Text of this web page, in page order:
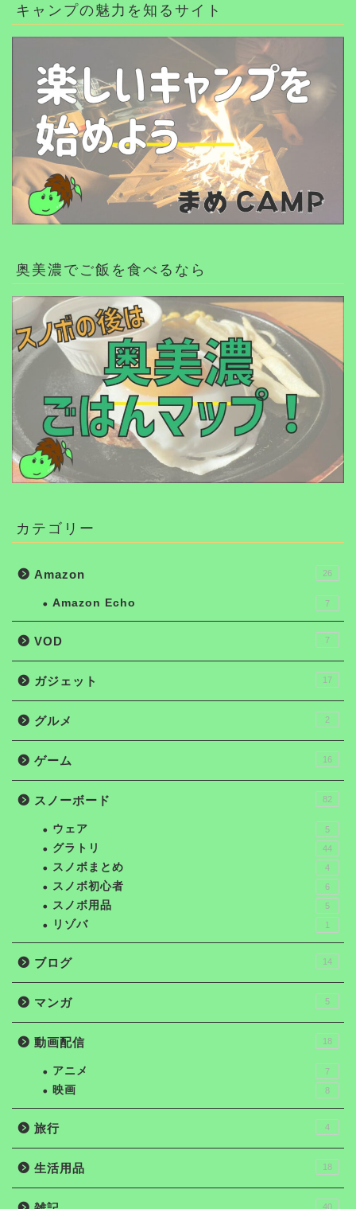
キャンプの魅力を知るサイト
奥美濃でご飯を食べるなら
カテゴリー
Amazon 26
Amazon Echo 7
VOD 7
ガジェット 17
グルメ 2
ゲーム 16
スノーボード 82
ウェア 5
グラトリ 44
スノボまとめ 4
スノボ初心者 6
スノボ用品 5
リゾバ 1
ブログ 14
マンガ 5
動画配信 18
アニメ 7
映画 8
旅行 4
生活用品 18
40